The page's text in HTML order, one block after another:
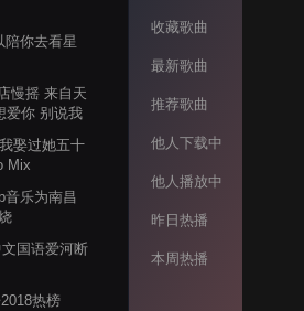
陪你去看星
慢摇 来自天
爱你 别说我
娶过她五十
Mix
音乐为南昌
国语爱河断
热榜
收藏歌曲
最新歌曲
推荐歌曲
他人下载中
他人播放中
昨日热播
本周热播